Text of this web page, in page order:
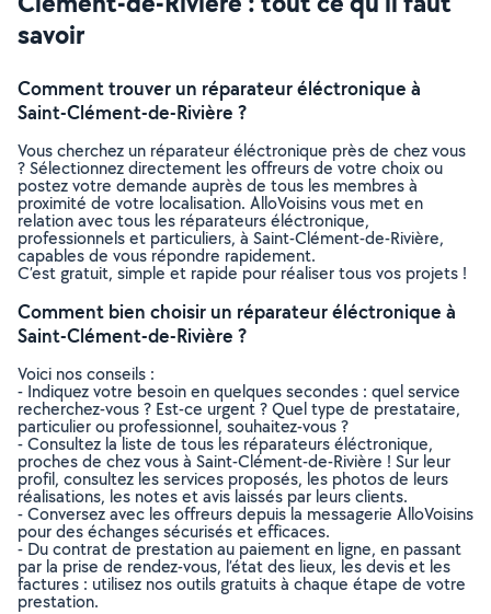
savoir
Comment trouver un réparateur éléctronique à
Saint-Clément-de-Rivière ?
Vous cherchez un réparateur éléctronique près de chez vous
? Sélectionnez directement les offreurs de votre choix ou
postez votre demande auprès de tous les membres à
proximité de votre localisation. AlloVoisins vous met en
relation avec tous les réparateurs éléctronique,
professionnels et particuliers, à Saint-Clément-de-Rivière,
capables de vous répondre rapidement.
C’est gratuit, simple et rapide pour réaliser tous vos projets !
Comment bien choisir un réparateur éléctronique à
Saint-Clément-de-Rivière ?
Voici nos conseils :
- Indiquez votre besoin en quelques secondes : quel service
recherchez-vous ? Est-ce urgent ? Quel type de prestataire,
particulier ou professionnel, souhaitez-vous ?
- Consultez la liste de tous les réparateurs éléctronique,
proches de chez vous à Saint-Clément-de-Rivière ! Sur leur
profil, consultez les services proposés, les photos de leurs
réalisations, les notes et avis laissés par leurs clients.
- Conversez avec les offreurs depuis la messagerie AlloVoisins
pour des échanges sécurisés et efficaces.
- Du contrat de prestation au paiement en ligne, en passant
par la prise de rendez-vous, l’état des lieux, les devis et les
factures : utilisez nos outils gratuits à chaque étape de votre
prestation.